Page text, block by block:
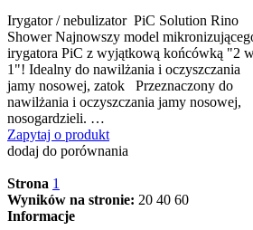
Irygator / nebulizator PiC Solution Rino
Shower Najnowszy model
irygatora PiC z wyjątkową końcówką "2
1"! Idealny do nawilżania i oczyszczania
jamy nosowej, zatok Przeznaczony do
nawilżania i oczyszczania jamy nosowej,
nosogardzieli. …
Zapytaj o produkt
dodaj do porównania
Strona 1
Wyników na stronie: 20 40 60
Informacje